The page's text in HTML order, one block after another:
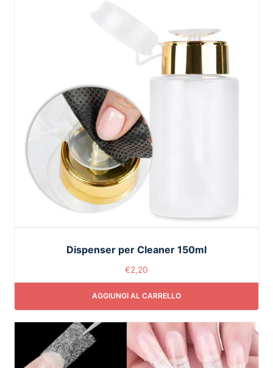
Dispenser per Cleaner 150ml
€2,20
AGGIUNGI AL CARRELLO